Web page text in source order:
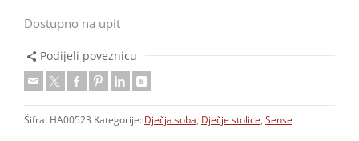
Dostupno na upit
Podijeli poveznicu
Šifra: HA00523 Kategorije: Dječja soba Dječje stolice Sense